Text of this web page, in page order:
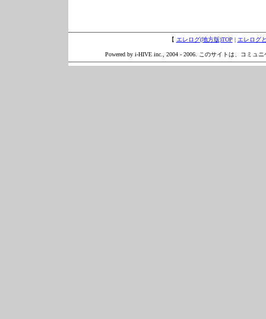
【 エレログ(地方版)TOP | エレログ
Powered by i-HIVE inc., 2004 - 2006. このサイトは、コミュ